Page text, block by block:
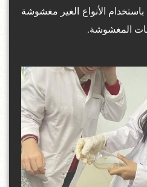
الأنواع الغير مغشوشة
المغشوشة.